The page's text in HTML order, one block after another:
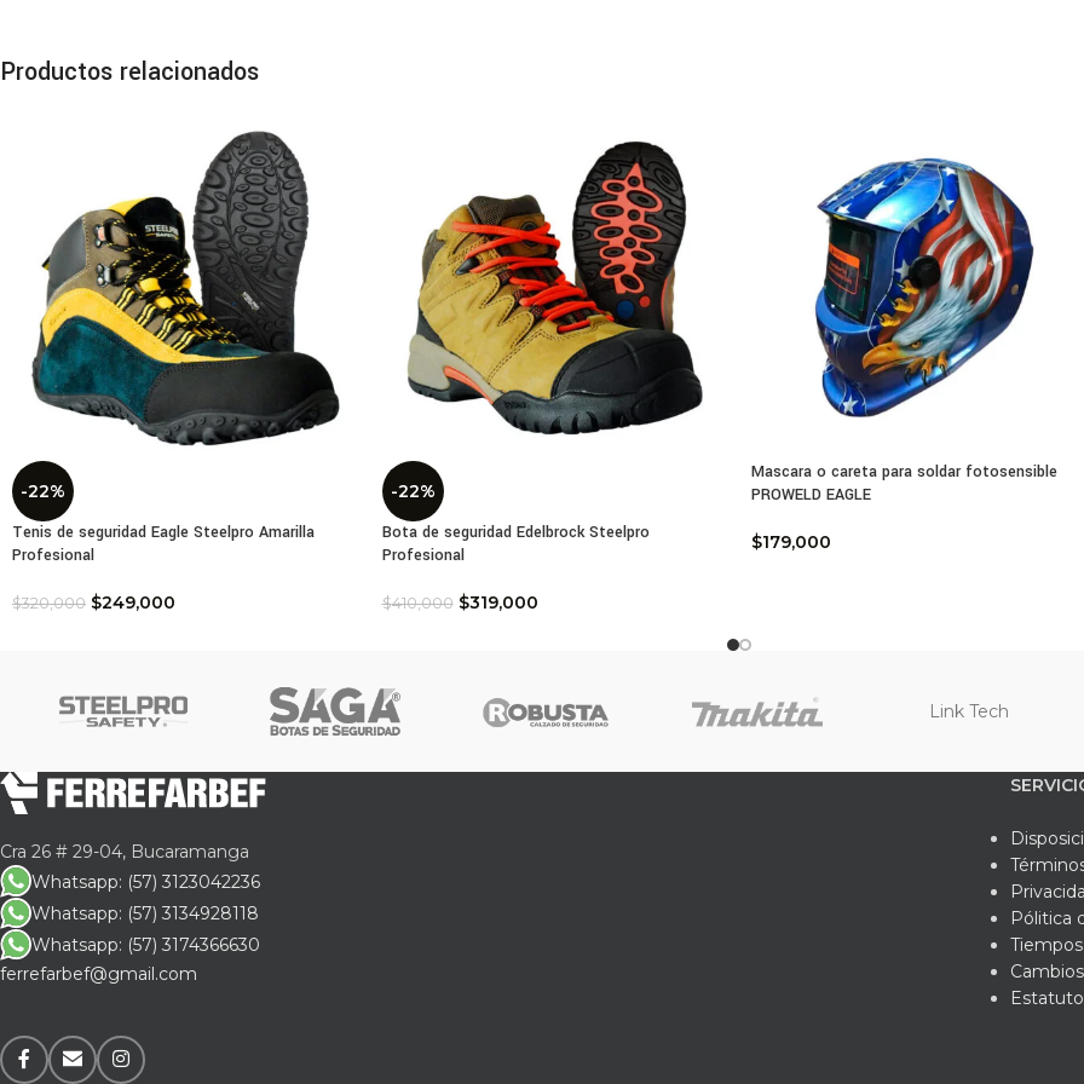
Tejido 100% en poliéster flexible negro sin costuras internas.
Palma y falanges distales con recubrimiento en lámina de Nitrilo
Puño cerrado con resorte en color para identificación de tallaje.
Alta destreza fina.
Resistente a la abrasión y desgaste.
Ajuste total a la mano.
Normatividad Técnica:
Certificado EN 420: 2003 + A 1 :2009
Certificado EN 388 – Resultado 4121
Con un tejido 100% en poliéster flexible de color negro y sin
confiere resistencia a la abrasión y al desgaste. El puño cerrado
Elige los guantes de seguridad de Nitrilo/Poliéster Multiflex y
Productos relacionados
-22%
Tenis de seguridad Eagle Steelpro Amarilla
Profesional
$320,000 $249,000
-22%
Bota de seguridad Edelbrock Steelpro
Profesional
$410,000 $319,000
Mascara o careta para soldar fotosensible
PROWELD EAGLE
$179,000
Link Tech
Cra 26 # 29-04, Bucaramanga
Whatsapp: (57) 3123042236
Whatsapp: (57) 3134928118
Whatsapp: (57) 3174366630
ferrefarbef@gmail.com
Pólitica